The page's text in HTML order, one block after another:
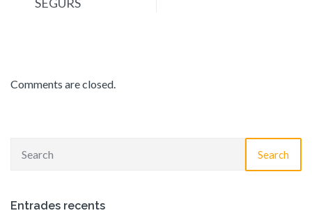
Comments are closed.
Search
Entrades recents